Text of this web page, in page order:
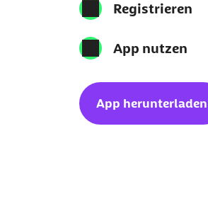
Registrieren
App nutzen
App herunterladen